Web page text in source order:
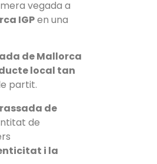
vegada a
IGPen una
de Mallorca
local tan
partit.
de
de
i la